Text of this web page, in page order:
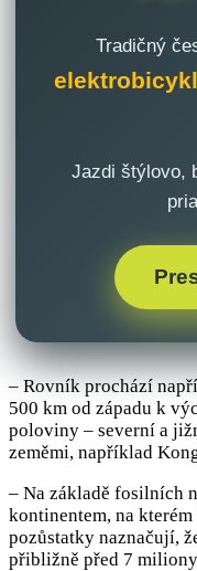
Tradičný
Jazdi štýlovo,
– Rovník prochází
500 km od západu k
poloviny – severní a
zeměmi, například
– Na základě fosilních
kontinentem, na
pozůstatky naznačují,
přibližně před 7